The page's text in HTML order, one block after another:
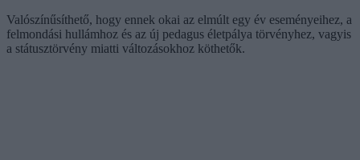
Valószínűsíthető, hogy ennek okai az elmúlt egy év eseményeihez, a
felmondási hullámhoz és az új pedagus életpálya törvényhez, vagyis
a státusztörvény miatti változásokhoz köthetők.